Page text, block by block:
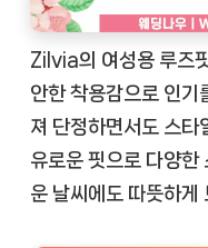
Zilvia의 여성용 루즈
안한 착용감으로 인기
져 단정하면서도 스타
유로운 핏으로 다양한
운 날씨에도 따뜻하게